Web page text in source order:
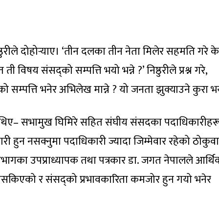
दोहोर्‍याए। ‘तीन दलका तीन नेता मिलेर सहमति गरे के
विषय संसद्को सम्पत्ति भयो भन्ने ?’ निष्ठुरीले प्रश्न गरे,
भनेर अभिलेख मान्ने ? यो जनता झुक्याउने कुरा
सभामुख घिमिरे सहित संघीय संसदका
हुन नसक्नुमा पदाधिकारी ज्यादा जिम्मेवार रहेको
उपप्राध्यापक तथा पत्रकार डा. जगत नेपालले
र संसद्को प्रभावकारिता कमजोर हुन गयो भनेर